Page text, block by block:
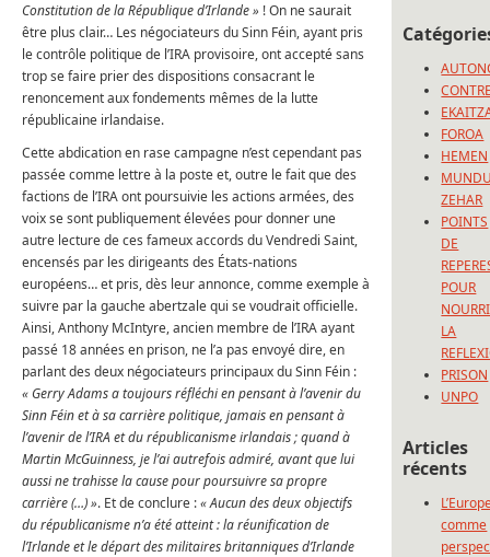
Constitution de la République d’Irlande » ! On ne saurait
être plus clair… Les négociateurs du Sinn Féin, ayant pris
le contrôle politique de l’IRA provisoire, ont accepté sans
trop se faire prier des dispositions consacrant le
renoncement aux fondements mêmes de la lutte
républicaine irlandaise.
Cette abdication en rase campagne n’est cependant pas
passée comme lettre à la poste et, outre le fait que des
factions de l’IRA ont poursuivie les actions armées, des
voix se sont publiquement élevées pour donner une
autre lecture de ces fameux accords du Vendredi Saint,
encensés par les dirigeants des États-nations
européens… et pris, dès leur annonce, comme exemple à
suivre par la gauche abertzale qui se voudrait officielle.
Ainsi, Anthony McIntyre, ancien membre de l’IRA ayant
passé 18 années en prison, ne l’a pas envoyé dire, en
parlant des deux négociateurs principaux du Sinn Féin :
« Gerry Adams a toujours réfléchi en pensant à l’avenir du
Sinn Féin et à sa carrière politique, jamais en pensant à
l’avenir de l’IRA et du républicanisme irlandais ; quand à
Martin McGuinness, je l’ai autrefois admiré, avant que lui
aussi ne trahisse la cause pour poursuivre sa propre
carrière (…) ». Et de conclure :« Aucun des deux objectifs
du républicanisme n’a été atteint : la réunification de
l’Irlande et le départ des militaires britanniques d’Irlande
FOROA
HEMEN
ZEHAR
POINTS
DE
POUR
LA
PRISON
UNPO
Articles
récents
comme